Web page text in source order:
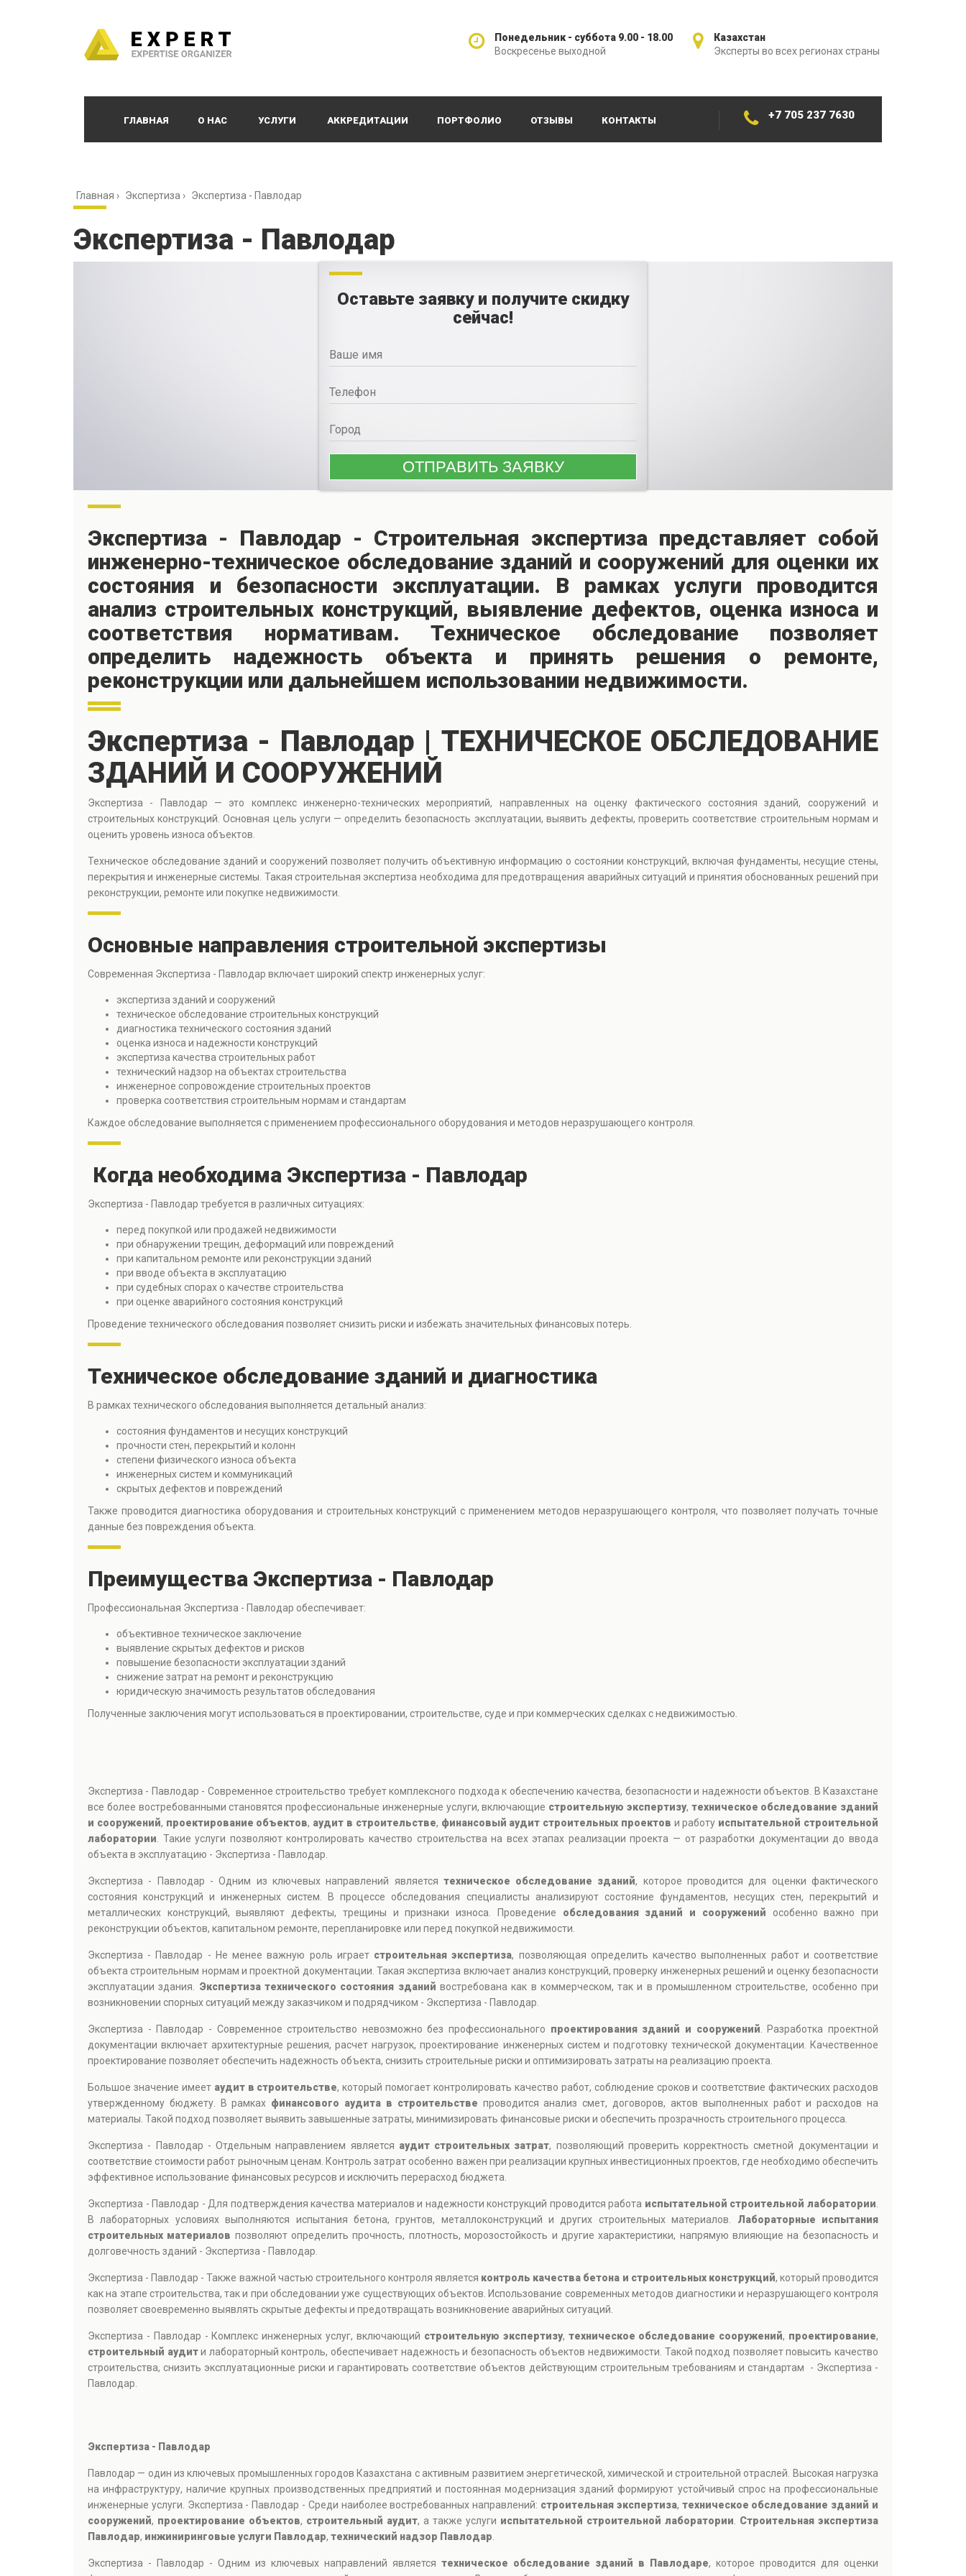
Казахстан
Эксперты во всех регионах страны
Понедельник - суббота 9.00 - 18.00
Воскресенье выходной
ГЛАВНАЯ О НАС УСЛУГИ АККРЕДИТАЦИИ ПОРТФОЛИО ОТЗЫВЫ КОНТАКТЫ +7 705 237 7630
Главная › Экспертиза › Экспертиза - Павлодар
Экспертиза - Павлодар
Оставьте заявку и получите скидку
сейчас!
Экспертиза - Павлодар - Строительная экспертиза представляет собой
инженерно-техническое обследование зданий и сооружений для оценки их
состояния и безопасности эксплуатации. В рамках услуги проводится
анализ строительных конструкций, выявление дефектов, оценка износа и
соответствия нормативам. Техническое обследование позволяет
определить надежность объекта и принять решения о ремонте,
реконструкции или дальнейшем использовании недвижимости.
Экспертиза - Павлодар | ТЕХНИЧЕСКОЕ ОБСЛЕДОВАНИЕ
ЗДАНИЙ И СООРУЖЕНИЙ
Экспертиза - Павлодар — это комплекс инженерно-технических мероприятий, направленных на оценку фактического состояния зданий, сооружений и
строительных конструкций. Основная цель услуги — определить безопасность эксплуатации, выявить дефекты, проверить соответствие строительным нормам и
оценить уровень износа объектов.
Техническое обследование зданий и сооружений позволяет получить объективную информацию о состоянии конструкций, включая фундаменты, несущие стены,
перекрытия и инженерные системы. Такая строительная экспертиза необходима для предотвращения аварийных ситуаций и принятия обоснованных решений при
реконструкции, ремонте или покупке недвижимости.
Основные направления строительной экспертизы
Современная Экспертиза - Павлодар включает широкий спектр инженерных услуг:
экспертиза зданий и сооружений
техническое обследование строительных конструкций
диагностика технического состояния зданий
оценка износа и надежности конструкций
экспертиза качества строительных работ
технический надзор на объектах строительства
инженерное сопровождение строительных проектов
проверка соответствия строительным нормам и стандартам
Каждое обследование выполняется с применением профессионального оборудования и методов неразрушающего контроля.
Когда необходима Экспертиза - Павлодар
Экспертиза - Павлодар требуется в различных ситуациях:
перед покупкой или продажей недвижимости
при обнаружении трещин, деформаций или повреждений
при капитальном ремонте или реконструкции зданий
при вводе объекта в эксплуатацию
при судебных спорах о качестве строительства
при оценке аварийного состояния конструкций
Проведение технического обследования позволяет снизить риски и избежать значительных финансовых потерь.
Техническое обследование зданий и диагностика
В рамках технического обследования выполняется детальный анализ:
состояния фундаментов и несущих конструкций
прочности стен, перекрытий и колонн
степени физического износа объекта
инженерных систем и коммуникаций
скрытых дефектов и повреждений
Также проводится диагностика оборудования и строительных конструкций с применением методов неразрушающего контроля, что позволяет получать точные
данные без повреждения объекта.
Преимущества Экспертиза - Павлодар
Профессиональная Экспертиза - Павлодар обеспечивает:
объективное техническое заключение
выявление скрытых дефектов и рисков
повышение безопасности эксплуатации зданий
снижение затрат на ремонт и реконструкцию
юридическую значимость результатов обследования
Полученные заключения могут использоваться в проектировании, строительстве, суде и при коммерческих сделках с недвижимостью.
Экспертиза - Павлодар - Современное строительство требует комплексного подхода к обеспечению качества, безопасности и надежности объектов. В Казахстане
все более востребованными становятся профессиональные инженерные услуги, включающие строительную экспертизу, техническое обследование зданий
и сооружений, проектирование объектов, аудит в строительстве, финансовый аудит строительных проектов и работу испытательной строительной
лаборатории . Такие услуги позволяют контролировать качество строительства на всех этапах реализации проекта — от разработки документации до ввода
объекта в эксплуатацию - Экспертиза - Павлодар.
Экспертиза - Павлодар - Одним из ключевых направлений является техническое обследование зданий, которое проводится для оценки фактического
состояния конструкций и инженерных систем. В процессе обследования специалисты анализируют состояние фундаментов, несущих стен, перекрытий и
металлических конструкций, выявляют дефекты, трещины и признаки износа. Проведение обследования зданий и сооружений особенно важно при
реконструкции объектов, капитальном ремонте, перепланировке или перед покупкой недвижимости.
Экспертиза - Павлодар - Не менее важную роль играет строительная экспертиза, позволяющая определить качество выполненных работ и соответствие
объекта строительным нормам и проектной документации. Такая экспертиза включает анализ конструкций, проверку инженерных решений и оценку безопасности
эксплуатации здания. Экспертиза технического состояния зданий востребована как в коммерческом, так и в промышленном строительстве, особенно при
возникновении спорных ситуаций между заказчиком и подрядчиком - Экспертиза - Павлодар.
Экспертиза - Павлодар - Современное строительство невозможно без профессионального проектирования зданий и сооружений . Разработка проектной
документации включает архитектурные решения, расчет нагрузок, проектирование инженерных систем и подготовку технической документации. Качественное
проектирование позволяет обеспечить надежность объекта, снизить строительные риски и оптимизировать затраты на реализацию проекта.
Большое значение имеет аудит в строительстве, который помогает контролировать качество работ, соблюдение сроков и соответствие фактических расходов
утвержденному бюджету. В рамках финансового аудита в строительстве проводится анализ смет, договоров, актов выполненных работ и расходов на
материалы. Такой подход позволяет выявить завышенные затраты, минимизировать финансовые риски и обеспечить прозрачность строительного процесса.
Экспертиза - Павлодар - Отдельным направлением является аудит строительных затрат, позволяющий проверить корректность сметной документации и
соответствие стоимости работ рыночным ценам. Контроль затрат особенно важен при реализации крупных инвестиционных проектов, где необходимо обеспечить
эффективное использование финансовых ресурсов и исключить перерасход бюджета.
Экспертиза - Павлодар - Для подтверждения качества материалов и надежности конструкций проводится работа испытательной строительной лаборатории
В лабораторных условиях выполняются испытания бетона, грунтов, металлоконструкций и других строительных материалов. Лабораторные испытания
строительных материалов позволяют определить прочность, плотность, морозостойкость и другие характеристики, напрямую влияющие на безопасность и
долговечность зданий - Экспертиза - Павлодар.
Экспертиза - Павлодар - Также важной частью строительного контроля является контроль качества бетона и строительных конструкций, который проводится
как на этапе строительства, так и при обследовании уже существующих объектов. Использование современных методов диагностики и неразрушающего контроля
позволяет своевременно выявлять скрытые дефекты и предотвращать возникновение аварийных ситуаций.
Экспертиза - Павлодар - Комплекс инженерных услуг, включающий строительную экспертизу, техническое обследование сооружений, проектирование,
строительный аудити лабораторный контроль, обеспечивает надежность и безопасность объектов недвижимости. Такой подход позволяет повысить качество
строительства, снизить эксплуатационные риски и гарантировать соответствие объектов действующим строительным требованиям и стандартам - Экспертиза -
Павлодар.
Экспертиза - Павлодар
Павлодар — один из ключевых промышленных городов Казахстана с активным развитием энергетической, химической и строительной отраслей. Высокая нагрузка
на инфраструктуру, наличие крупных производственных предприятий и постоянная модернизация зданий формируют устойчивый спрос на профессиональные
инженерные услуги. Экспертиза - Павлодар - Среди наиболее востребованных направлений: строительная экспертиза, техническое обследование зданий и
сооружений, проектирование объектов, строительный аудит, а также услуги испытательной строительной лаборатории
Строительная экспертиза
Павлодар, инжиниринговые услуги Павлодар, технический надзор Павлодар
Экспертиза - Павлодар - Одним из ключевых направлений является техническое обследование зданий в Павлодаре, которое проводится для оценки